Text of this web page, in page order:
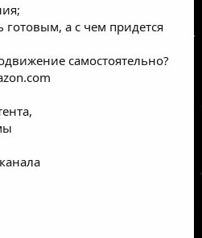
а с чем придется
самостоятельно?